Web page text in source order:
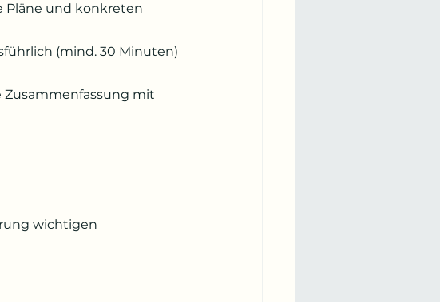
Pläne und konkreten
(mind. 30 Minuten)
Zusammenfassung mit
wichtigen